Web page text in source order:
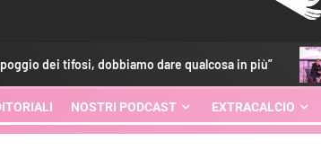
tifosi, dobbiamo dare qualcosa in più”
NOSTRI PODCAST EXTRACALCIO